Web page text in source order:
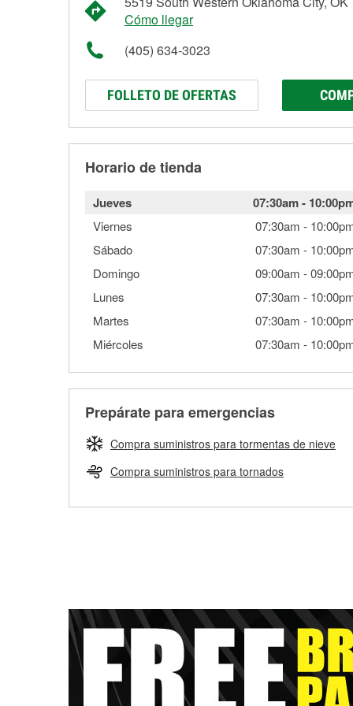
Cómo llegar
(405) 634-3023
FOLLETO DE OFERTAS
Horario de tienda
Jueves 07:30am-
Viernes 07:30am -
Sábado
07:30am -
Domingo
09:00am -
Lunes
07:30am -
Martes
07:30am -
Miércoles
07:30am -
Prepárate para emergencias
Compra suministros para tormentas de nieve
Compra suministros para tornados